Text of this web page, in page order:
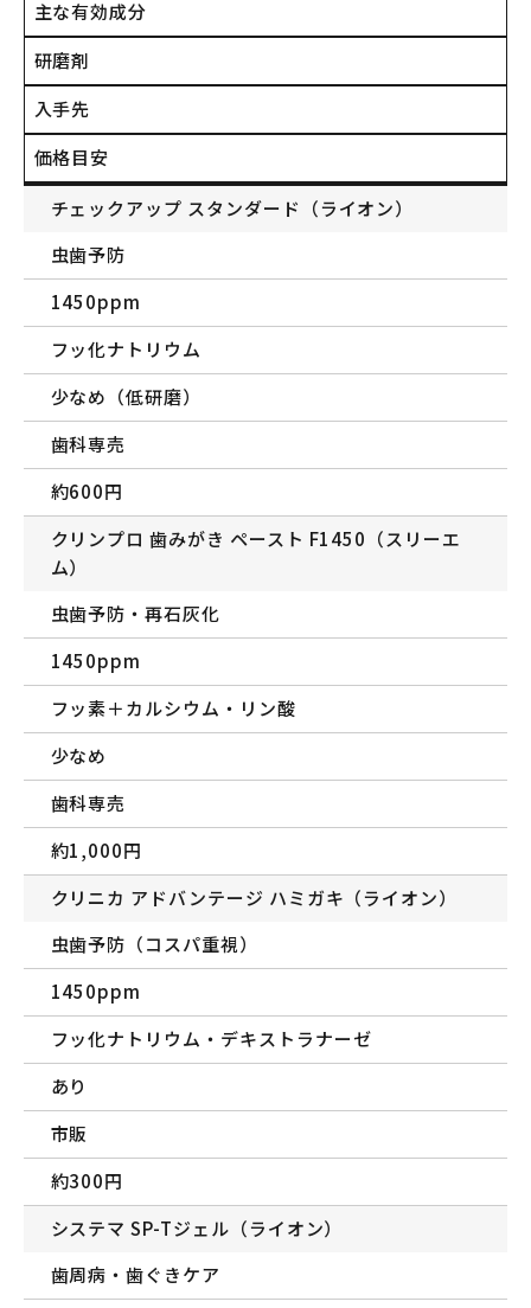
主な有効成分
研磨剤
入手先
価格目安
チェックアップ スタンダード（ライオン）
虫歯予防
1450ppm
フッ化ナトリウム
少なめ（低研磨）
歯科専売
約600円
クリンプロ 歯みがき ペースト F1450（スリーエ
ム）
虫歯予防・再石灰化
1450ppm
フッ素＋カルシウム・リン酸
少なめ
歯科専売
約1,000円
クリニカ アドバンテージ ハミガキ（ライオン）
虫歯予防（コスパ重視）
1450ppm
フッ化ナトリウム・デキストラナーゼ
あり
市販
約300円
システマ SP-Tジェル（ライオン）
歯周病・歯ぐきケア